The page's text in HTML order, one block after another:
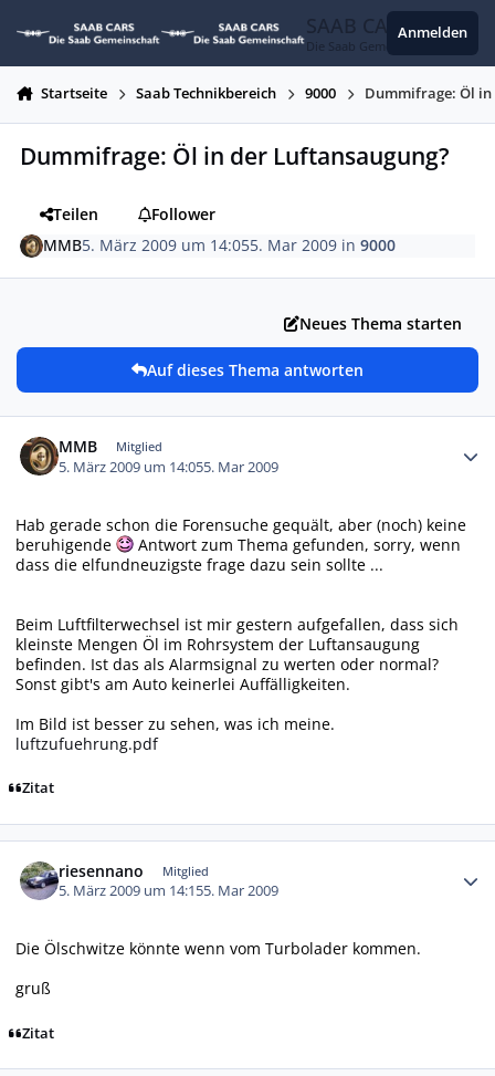
SAAB CARS
Die Saab Gemeinschaft
Anmelden
Startseite Saab Technikbereich 9000 Dummifrage: Öl
Dummifrage: Öl in der Luftansaugung?
Teilen
Follower
MMB5. März 2009 um 14:055. Mar 2009 in9000
Neues Thema starten
Auf dieses Thema antworten
MMB Mitglied
5. März 2009 um 14:055. Mar 2009
Hab gerade schon die Forensuche gequält, aber (noch) keine
beruhigende
Antwort zum Thema gefunden, sorry, wenn
dass die elfundneuzigste frage dazu sein sollte ...
Beim Luftfilterwechsel ist mir gestern aufgefallen, dass sich
kleinste Mengen Öl im Rohrsystem der Luftansaugung
befinden. Ist das als Alarmsignal zu werten oder normal?
Sonst gibt's am Auto keinerlei Auffälligkeiten.
Im Bild ist besser zu sehen, was ich meine.
luftzufuehrung.pdf
Zitat
riesennano Mitglied
5. März 2009 um 14:155. Mar 2009
Die Ölschwitze könnte wenn vom Turbolader kommen.
gruß
Zitat